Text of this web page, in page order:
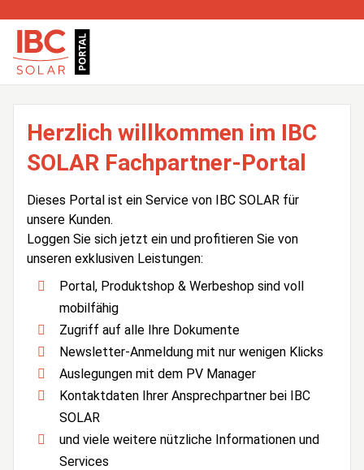
Herzlich willkommen im IBC
SOLAR Fachpartner-Portal
Dieses Portal ist ein Service von IBC SOLAR für
unsere Kunden.
Loggen Sie sich jetzt ein und profitieren Sie von
unseren exklusiven Leistungen:
Portal, Produktshop & Werbeshop sind voll
mobilfähig
Zugriff auf alle Ihre Dokumente
Newsletter-Anmeldung mit nur wenigen Klicks
Auslegungen mit dem PV Manager
Kontaktdaten Ihrer Ansprechpartner bei IBC
SOLAR
und viele weitere nützliche Informationen und
Services